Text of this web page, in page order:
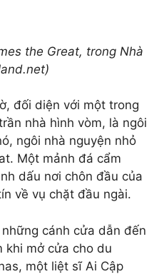
the Great, trong Nhà
đối diện với một trong
nhà hình vòm, là ngôi
ngôi nhà nguyện nhỏ
Một mảnh đá cẩm
dấu nơi chôn đầu của
về vụ chặt đầu ngài.
cánh cửa dẫn đến
khi mở cửa cho du
một liệt sĩ Ai Cập